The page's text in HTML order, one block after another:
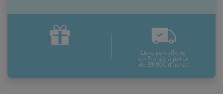
Livraison offerte
en France à partir
de 29,90€ d'achat